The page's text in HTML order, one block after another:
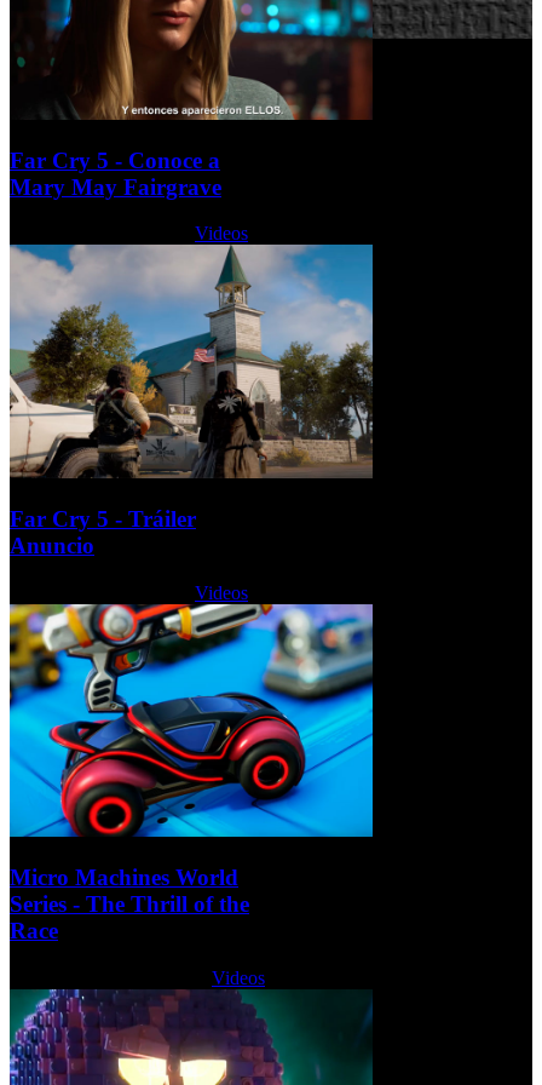
Far Cry 5 - Conoce a
Mary May Fairgrave
Videos
Far Cry 5 - Tráiler
Anuncio
Videos
Micro Machines World
Series - The Thrill of the
Race
Videos